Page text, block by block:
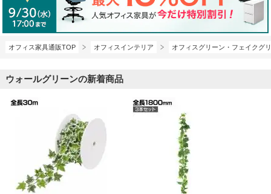
オフィス家具通販TOP オフィスインテリア オフィスグリーン・フェイクグ
ウォールグリーンの新着商品